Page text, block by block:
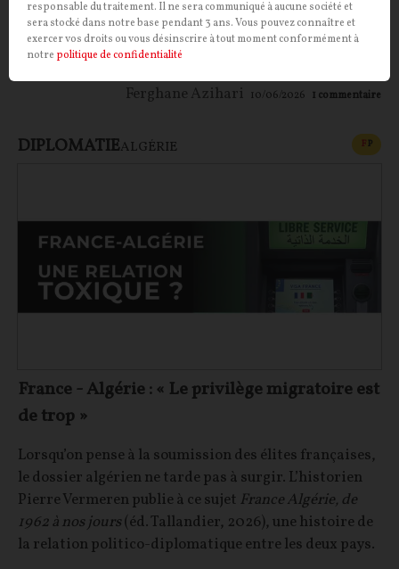
une religion qu’il considère en porte à faux avec les
principes républicains et les valeurs portées par la
modernité libérale.
Ferghane Azihari 10/06/2026 1 commentaire
DIPLOMATIEALGÉRIE FP
France - Algérie : « Le privilège migratoire est
de trop »
Lorsqu’on pense à la soumission des élites françaises,
le dossier algérien ne tarde pas à surgir. L’historien
Pierre Vermeren publie à ce sujet France Algérie, de
1962 à nos jours(éd. Tallandier, 2026), une histoire de
la relation politico-diplomatique entre les deux pays.
responsable du traitement. Il ne sera communiqué à aucune société et
sera stocké dans notre base pendant 3 ans. Vous pouvez connaître et
exercer vos droits ou vous désinscrire à tout moment conformément à
notre politique de confidentialité